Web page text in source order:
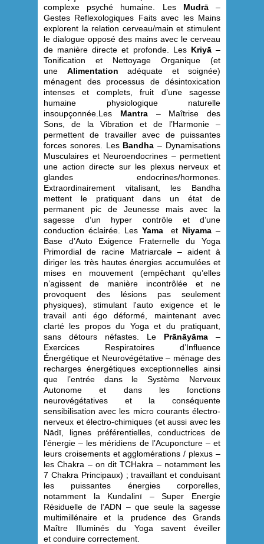
complexe psyché humaine. Les Mudrā–
Gestes Reflexologiques Faits avec les Mains
explorent la relation cerveau/main et stimulent
le dialogue opposé des mains avec le cerveau
de manière directe et profonde. Les Kriyā–
Tonification et Nettoyage Organique (et
une Alimentation adéquate et soignée)
ménagent des processus de désintoxication
intenses et complets, fruit d’une sagesse
humaine physiologique naturelle
insoupçonnée.Les Mantra– Maîtrise des
Sons, de la Vibration et de l’Harmonie –
permettent de travailler avec de puissantes
forces sonores. Les Bandha – Dynamisations
Musculaires et Neuroendocrines – permettent
une action directe sur les plexus nerveux et
glandes endocrines/hormones.
Extraordinairement vitalisant, les Bandha
mettent le pratiquant dans un état de
permanent pic de Jeunesse mais avec la
sagesse d’un hyper contrôle et d’une
conduction éclairée. Les Yama et Niyama–
Base d’Auto Exigence Fraternelle du Yoga
Primordial de racine Matriarcale – aident à
diriger les très hautes énergies accumulées et
mises en mouvement (empêchant qu’elles
n’agissent de manière incontrôlée et ne
provoquent des lésions pas seulement
physiques), stimulant l'auto exigence et le
travail anti égo déformé, maintenant avec
clarté les propos du Yoga et du pratiquant,
sans détours néfastes. Le Prānāyāma –
Exercices Respiratoires d’Influence
Énergétique et Neurovégétative – ménage des
recharges énergétiques exceptionnelles ainsi
que l’entrée dans le Système Nerveux
Autonome et dans les fonctions
neurovégétatives et la conséquente
sensibilisation avec les micro courants électro-
nerveux et électro-chimiques (et aussi avec les
Nādī, lignes préférentielles, conductrices de
l’énergie – les méridiens de l’Acuponcture – et
leurs croisements et agglomérations / plexus –
les Chakra – on dit TCHakra – notamment les
7 Chakra Principaux) ; travaillant et conduisant
les puissantes énergies corporelles,
notamment la Kundalinī – Super Energie
Résiduelle de l’ADN – que seule la sagesse
multimillénaire et la prudence des Grands
Maître Illuminés du Yoga savent éveiller
et conduire correctement.